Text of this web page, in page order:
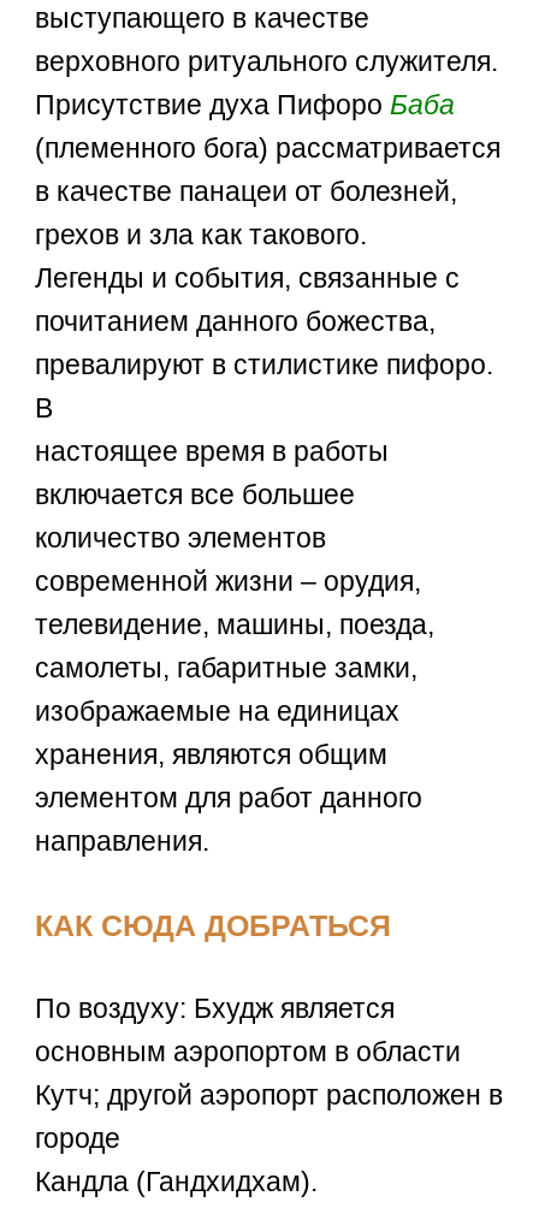
выступающего в качестве
верховного ритуального служителя.
Присутствие духа Пифоро Баба
(племенного бога) рассматривается
в качестве панацеи от болезней,
грехов и зла как такового.
Легенды и события, связанные с
почитанием данного божества,
превалируют в стилистике пифоро.
В
настоящее время в работы
включается все большее
количество элементов
современной жизни – орудия,
телевидение, машины, поезда,
самолеты, габаритные замки,
изображаемые на единицах
хранения, являются общим
элементом для работ данного
направления.
КАК СЮДА ДОБРАТЬСЯ
По воздуху: Бхудж является
основным аэропортом в области
Кутч; другой аэропорт расположен в
городе
Кандла (Гандхидхам).